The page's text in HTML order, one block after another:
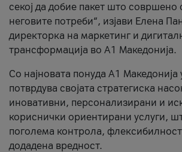
секој да добие пакет што совршено
неговите потреби“, изјави Елена
директорка на маркетинг и
трансформација во А1 Македонија.
Со најновата понуда А1 Македонија
потврдува својата стратегиска
иновативни, персонализирани и
кориснички ориентирани услуги,
поголема контрола,
додадена вредност.